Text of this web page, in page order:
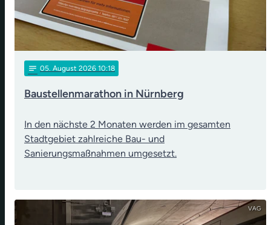
notes 05. August 2026 10:18
Baustellenmarathon in Nürnberg
In den nächste 2 Monaten werden im gesamten
Stadtgebiet zahlreiche Bau- und
Sanierungsmaßnahmen umgesetzt.
VAG